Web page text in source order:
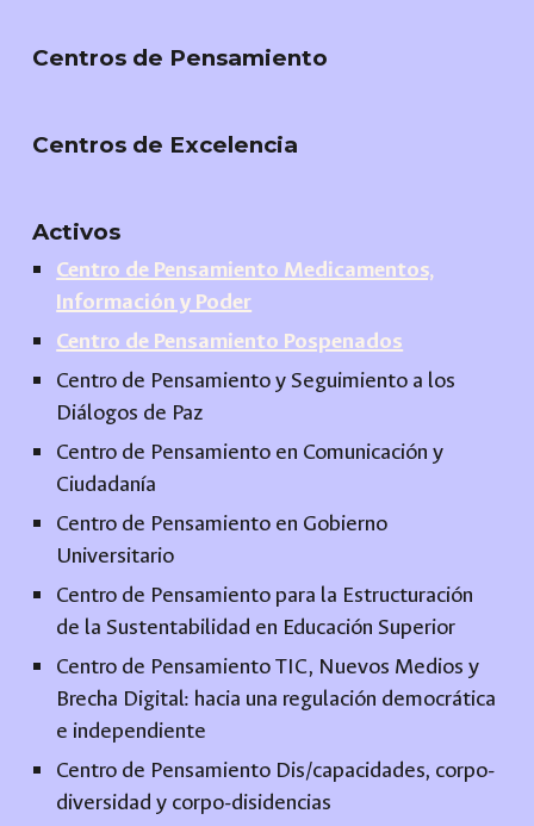
Centros de Pensamiento
Centros de Excelencia
Activos
Centro de Pensamiento Medicamentos,
Información y Poder
Centro de Pensamiento Pospenados
Centro de Pensamiento y Seguimiento a los
Diálogos de Paz
Centro de Pensamiento en Comunicación y
Ciudadanía
Centro de Pensamiento en Gobierno
Universitario
Centro de Pensamiento para la Estructuración
de la Sustentabilidad en Educación Superior
Centro de Pensamiento TIC, Nuevos Medios y
Brecha Digital: hacia una regulación democrática
e independiente
Centro de Pensamiento Dis/capacidades, corpo-
diversidad y corpo-disidencias